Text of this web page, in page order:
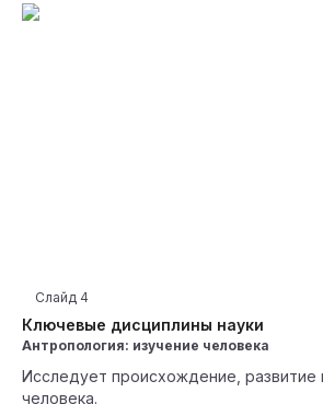
Ключевые дисциплины науки
Слайд 4
Антропология: изучение человека
Исследует происхождение, развитие
человека.